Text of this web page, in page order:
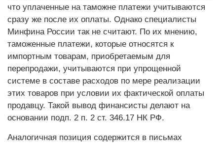
что уплаченные на таможне платежи учитываются
сразу же после их оплаты. Однако специалисты
Минфина России так не считают. По их мнению,
таможенные платежи, которые относятся к
импортным товарам, приобретаемым для
перепродажи, учитываются при упрощенной
системе в составе расходов по мере реализации
этих товаров при условии их фактической оплаты
продавцу. Такой вывод финансисты делают на
основании подп. 2 п. 2 ст. 346.17 НК РФ.
Аналогичная позиция содержится в письмах